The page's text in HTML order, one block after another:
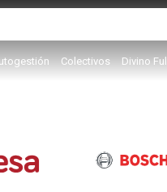
Colectivos Divino Full